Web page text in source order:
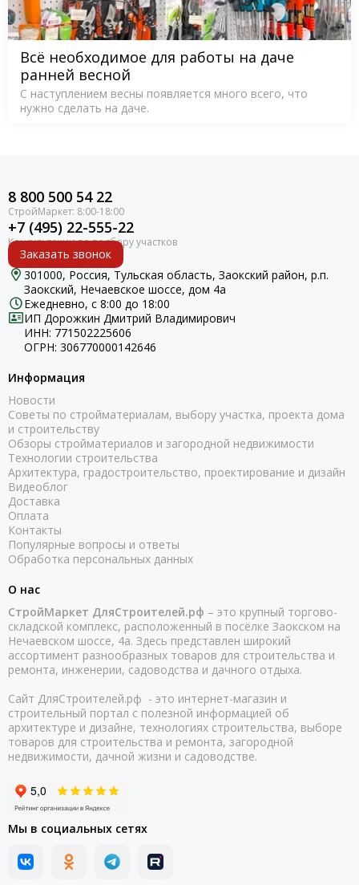
Всё необходимое для работы на даче
ранней весной
С наступлением весны появляется много всего, что
нужно сделать на даче.
8 800 500 54 22
+7 (495) 22-555-22
Заказать звонок
301000, Россия, Тульская область, Заокский район, р.п.
Заокский, Нечаевское шоссе, дом 4а
Ежедневно, с 8:00 до 18:00
ИП Дорожкин Дмитрий Владимирович
ИНН: 771502225606
ОГРН: 306770000142646
Информация
Новости
Советы по стройматериалам, выбору участка, проекта дома
и строительству
Обзоры стройматериалов и загородной недвижимости
Технологии строительства
Архитектура, градостроительство, проектирование и дизайн
Видеоблог
Доставка
Оплата
Контакты
Популярные вопросы и ответы
Обработка персональных данных
О нас
СтройМаркет ДляСтроителей.рф – это крупный торгово-
складской комплекс, расположенный в посёлке Заокском на
Нечаевском шоссе, 4а. Здесь представлен широкий
ассортимент разнообразных товаров для строительства и
ремонта, инженерии, садоводства и дачного отдыха.
Сайт ДляСтроителей.рф - это интернет-магазин и
строительный портал с полезной информацией об
архитектуре и дизайне, технологиях строительства, выборе
товаров для строительства и ремонта, загородной
недвижимости, дачной жизни и садоводстве.
Мы в социальных сетях